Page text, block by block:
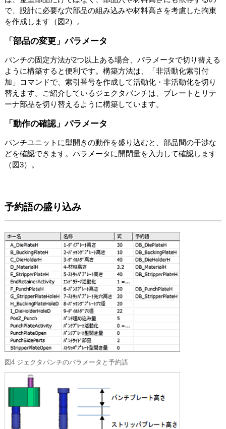
で、設計に必要な穴部品の組み込みや材料高さを考慮した拘束
を作成します（図2）。
「部品の変更」パラメータ
パンチの固定方法が2つ以上ある場合、パラメータで切り替える
ように構築すると便利です。構築方法は、「非活動化索引付
加」コマンドで、索引番号を作成して活動化・非活動化を切り
替えます。ご紹介しているジェクタパンチは、プレートとリテ
ーナ部品を切り替えるように構築しています。
「動作の確認」パラメータ
パンチユニットに型開きの動作を盛り込むと、部品間の干渉な
どを確認できます。パラメータに開閉量を入力して確認します
（図3）。
予約語の盛り込み
図4 ジェクタパンチのパラメータと予約語